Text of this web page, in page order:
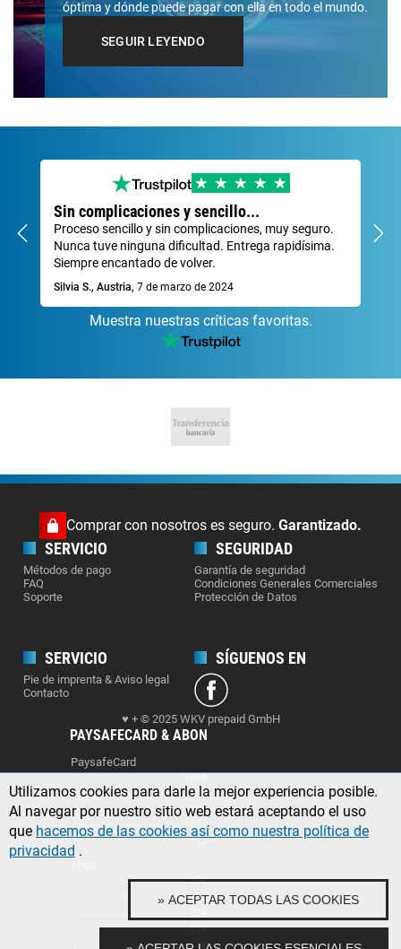
óptima y dónde puede pagar con ella en todo el mundo.
SEGUIR LEYENDO
Sin complicaciones y sencillo...
Proceso sencillo y sin complicaciones, muy seguro.
Nunca tuve ninguna dificultad. Entrega rapidísima.
Siempre encantado de volver.
Silvia S., Austria, 7 de marzo de 2024
Muestra nuestras críticas favoritas.
Comprar con nosotros es seguro. Garantizado.
SERVICIO
Métodos de pago
FAQ
Soporte
SEGURIDAD
Garantía de seguridad
Condiciones Generales Comerciales
Protección de Datos
SERVICIO
Pie de imprenta & Aviso legal
Contacto
SÍGUENOS EN
♥ + © 2025 WKV prepaid GmbH
PAYSAFECARD & ABON
PaysafeCard
100€
50€
25€
10€
5€
50€
25€
10€
5€
Utilizamos cookies para darle la mejor experiencia posible.
Al navegar por nuestro sitio web estará aceptando el uso
que hacemos de las cookies así como nuestra política de
privacidad .
» ACEPTAR TODAS LAS COOKIES